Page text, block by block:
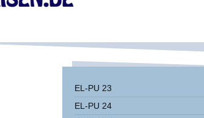
EL-PU 23
EL-PU 24